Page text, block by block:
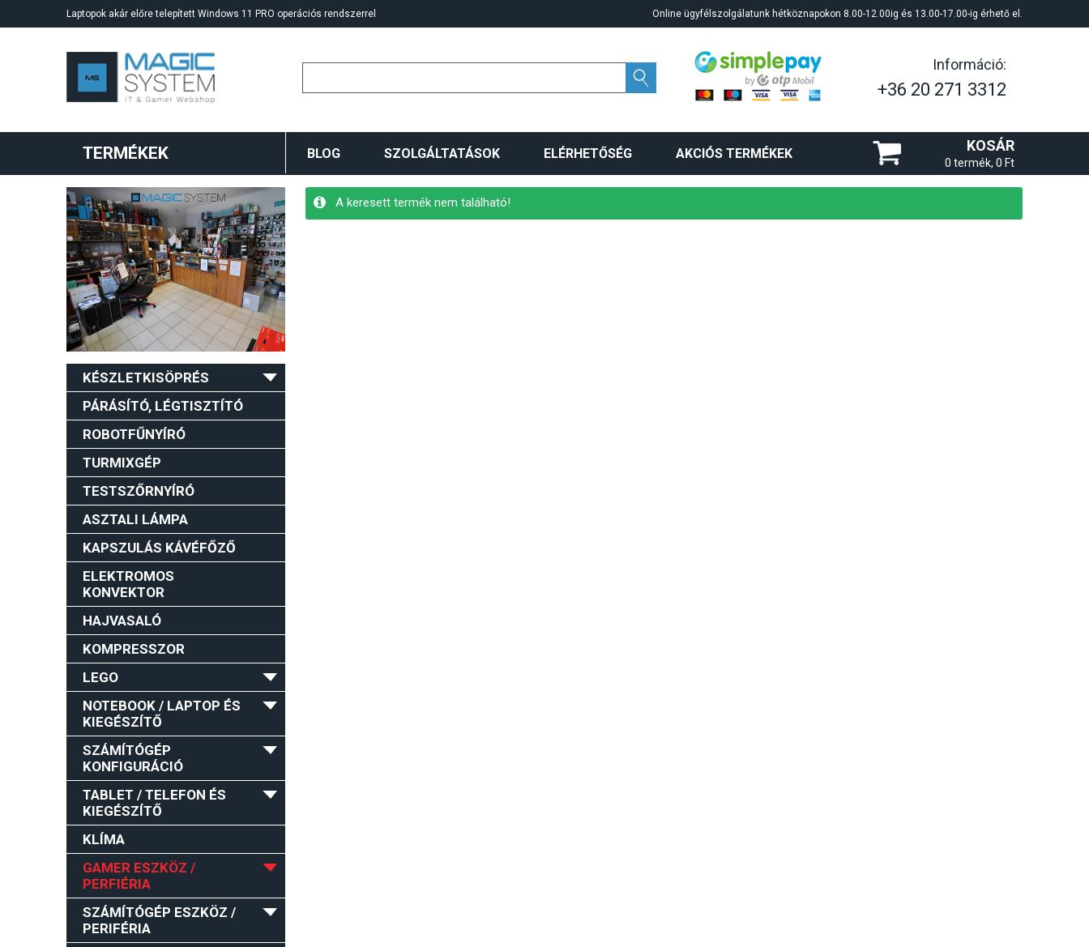
Laptopok akár előre telepített Windows 11 PRO operációs rendszerrel Online ügyfélszolgálatunk hétköznapokon 8.00-12.00ig és 13.00-17.00-ig érhető el.
Információ:
+36 20 271 3312
TERMÉKEK BLOG SZOLGÁLTATÁSOK ELÉRHETŐSÉG AKCIÓS TERMÉKEK KOSÁR
0 termék, 0 Ft
KÉSZLETKISÖPRÉS
PÁRÁSÍTÓ, LÉGTISZTÍTÓ
ROBOTFŰNYÍRÓ
TURMIXGÉP
TESTSZŐRNYÍRÓ
ASZTALI LÁMPA
KAPSZULÁS KÁVÉFŐZŐ
ELEKTROMOS
KONVEKTOR
HAJVASALÓ
KOMPRESSZOR
LEGO
NOTEBOOK / LAPTOP ÉS
KIEGÉSZÍTŐ
SZÁMÍTÓGÉP
KONFIGURÁCIÓ
TABLET / TELEFON ÉS
KIEGÉSZÍTŐ
KLÍMA
GAMER ESZKÖZ /
PERFIÉRIA
SZÁMÍTÓGÉP ESZKÖZ /
PERIFÉRIA
A keresett termék nem található!